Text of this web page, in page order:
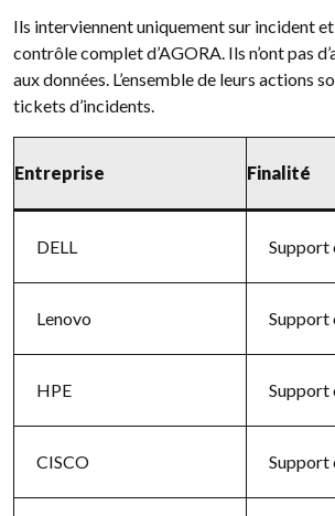
Ils interviennent uniquement sur incident
contrôle complet d’AGORA. Ils n’ont pas
aux données. L’ensemble de leurs actions
tickets d’incidents.
Entreprise Finalité
DELL Support
Lenovo Support
HPE Support
CISCO Support